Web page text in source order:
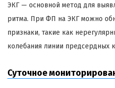
ЭКГ — основной метод для
ритма. При ФП на ЭКГ можно
признаки, такие как
колебания линии предсердных
Суточное